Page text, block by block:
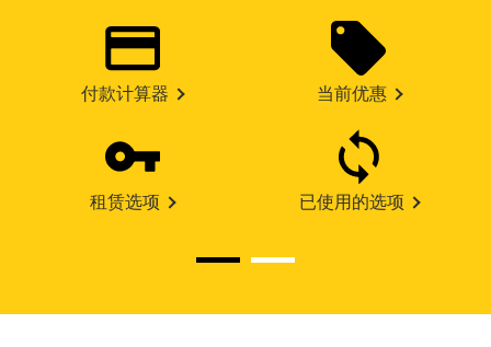
付款计算器 当前优惠
租赁选项 已使用的选项